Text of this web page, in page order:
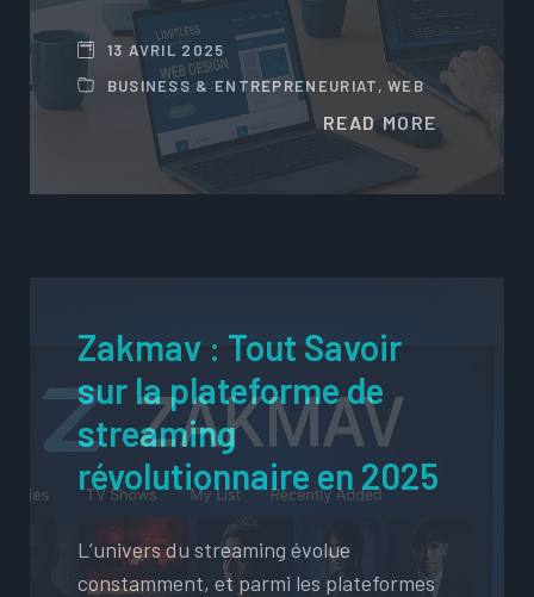
13 AVRIL 2025
BUSINESS & ENTREPRENEURIAT,WEB
READ MORE
Zakmav : Tout Savoir
sur la plateforme de
streaming
révolutionnaire en 2025
L’univers du streaming évolue
constamment, et parmi les plateformes